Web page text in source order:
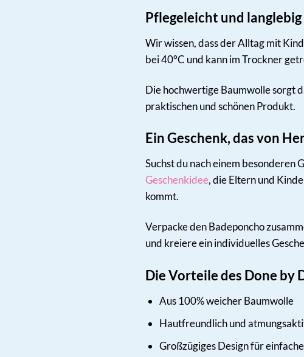
Pflegeleicht und
Wir wissen, dass der Alltag mit
bei 40°C und kann im Trockner
Die hochwertige Baumwolle sorgt
praktischen und schönen Produkt.
Ein Geschenk, das von
Suchst du nach einem besonderen
Geschenkidee, die Eltern und
kommt.
Verpacke den Badeponcho
und kreiere ein individuelles
Die Vorteile des Done by
Aus 100% weicher Baumwolle
Hautfreundlich und
Großzügiges Design für